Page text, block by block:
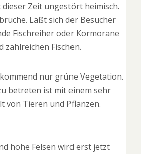
Zeit ungestört heimisch.
Läßt sich der Besucher
Fischreiher oder Kormorane
Fischen.
nur grüne Vegetation.
betreten ist mit einem sehr
von Tieren und Pflanzen.
hohe Felsen wird erst jetzt